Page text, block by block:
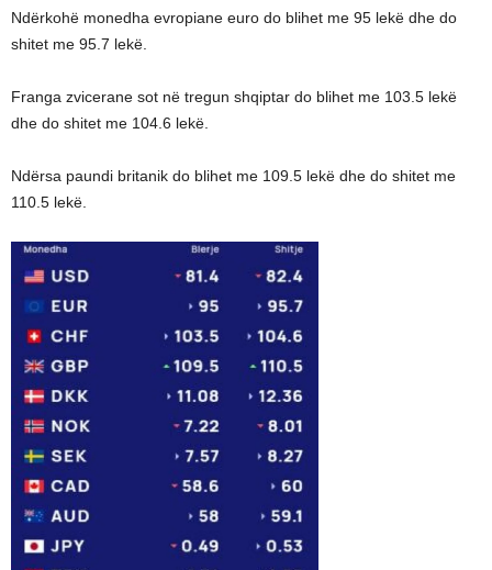
Ndërkohë monedha evropiane euro do blihet me 95 lekë dhe do
shitet me 95.7 lekë.
Franga zvicerane sot në tregun shqiptar do blihet me 103.5 lekë
dhe do shitet me 104.6 lekë.
Ndërsa paundi britanik do blihet me 109.5 lekë dhe do shitet me
110.5 lekë.